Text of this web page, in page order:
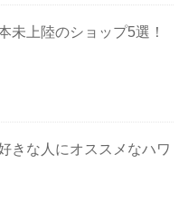
未上陸のショップ5選！
きな人にオススメなハワ